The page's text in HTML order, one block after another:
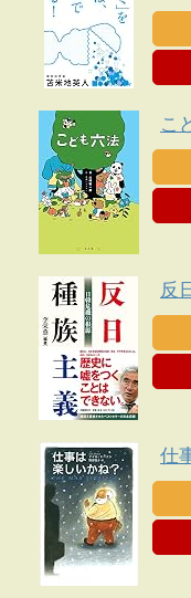
こ
反
仕